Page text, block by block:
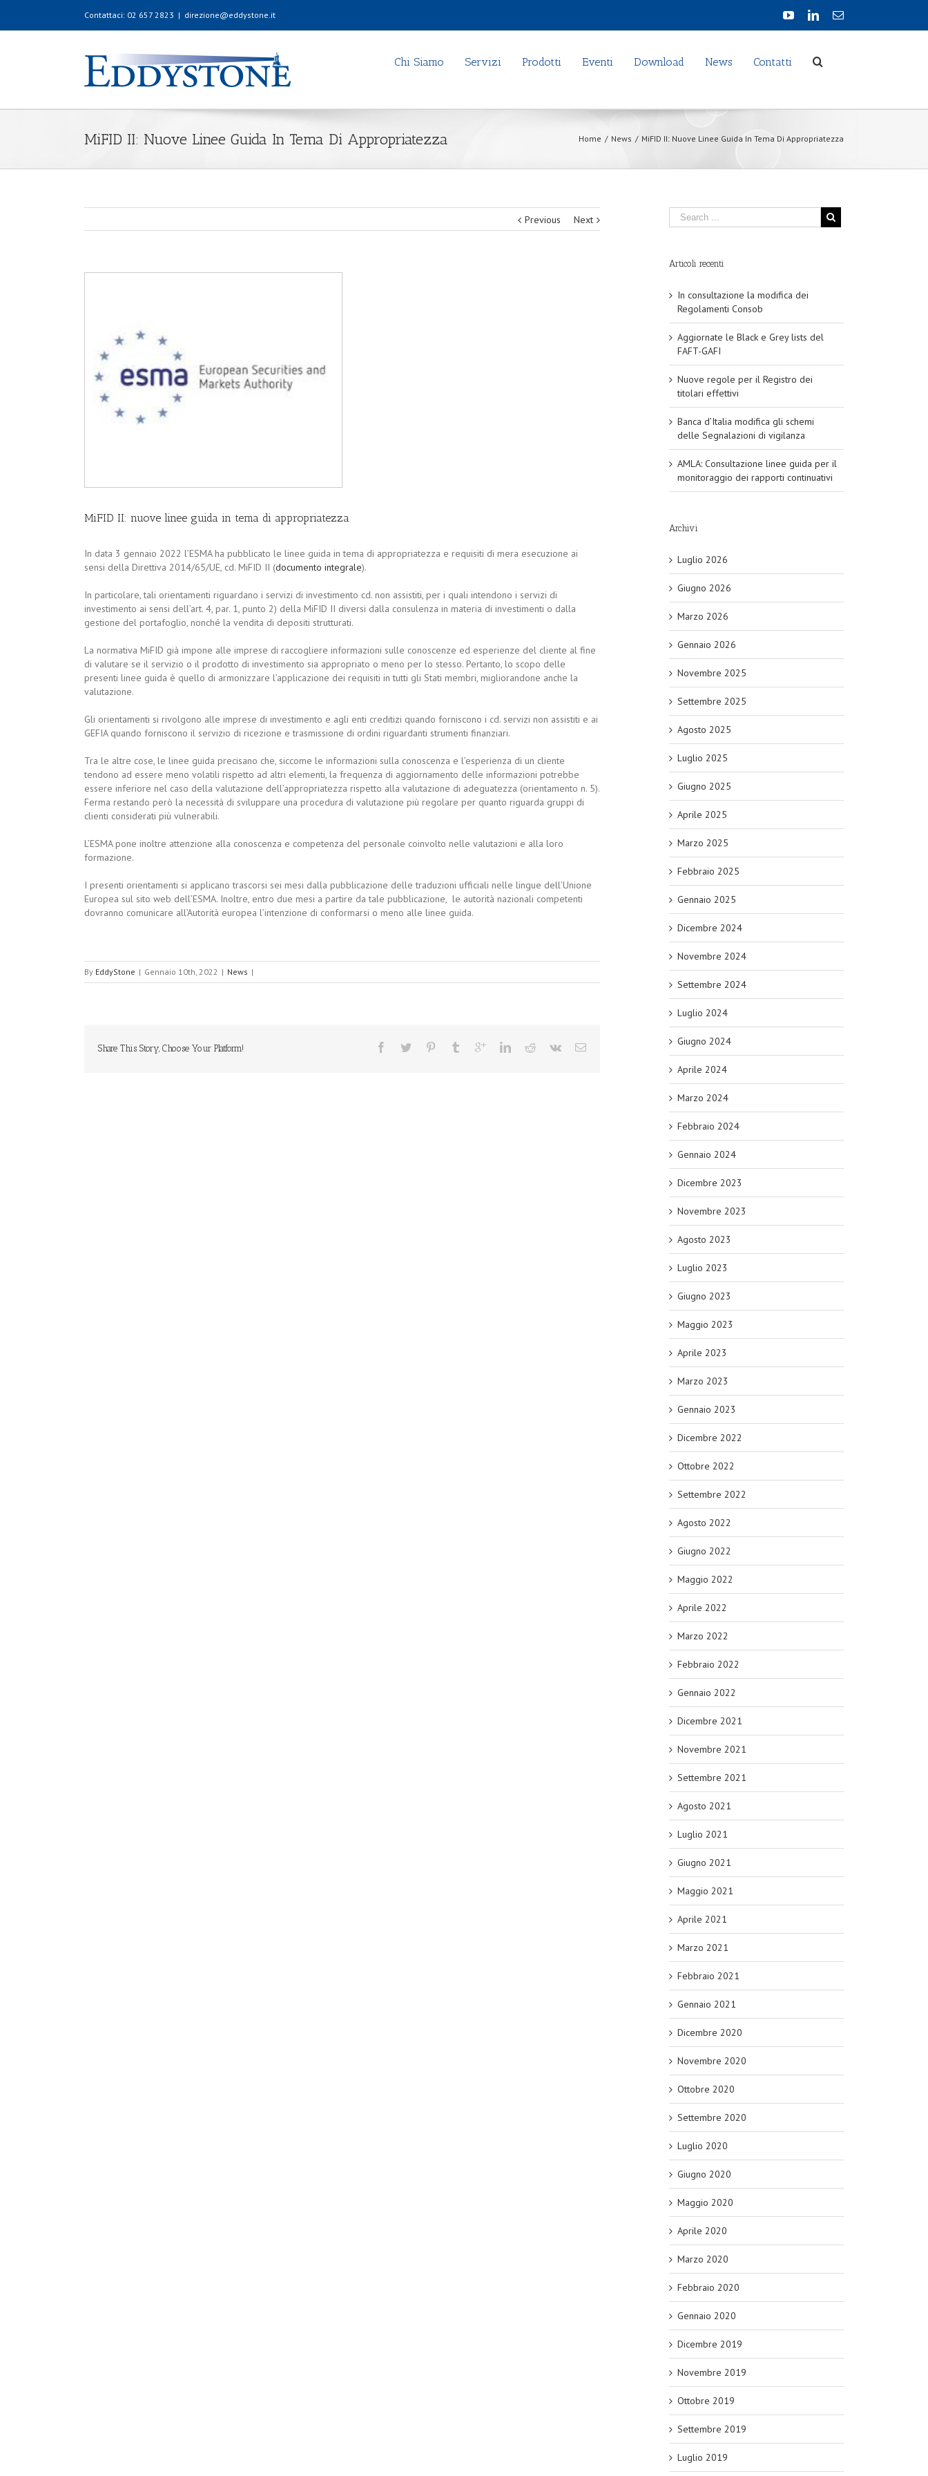
Contattaci: 02 657 2823 | direzione@eddystone.it
Chi Siamo Servizi Prodotti Eventi Download News Contatti
MiFID II: Nuove Linee Guida In Tema Di Appropriatezza Home / News / MiFID II: Nuove Linee Guida In Tema Di Appropriatezza
Previous Next
MiFID II: nuove linee guida in tema di appropriatezza
In data 3 gennaio 2022 l’ESMA ha pubblicato le linee guida in tema di appropriatezza e requisiti di mera esecuzione ai
sensi della Direttiva 2014/65/UE, cd. MiFID II (documento integrale).
In particolare, tali orientamenti riguardano i servizi di investimento cd. non assistiti, per i quali intendono i servizi di
investimento ai sensi dell’art. 4, par. 1, punto 2) della MiFID II diversi dalla consulenza in materia di investimenti o dalla
gestione del portafoglio, nonché la vendita di depositi strutturati.
La normativa MiFID già impone alle imprese di raccogliere informazioni sulle conoscenze ed esperienze del cliente al fine
di valutare se il servizio o il prodotto di investimento sia appropriato o meno per lo stesso. Pertanto, lo scopo delle
presenti linee guida è quello di armonizzare l’applicazione dei requisiti in tutti gli Stati membri, migliorandone anche la
valutazione.
Gli orientamenti si rivolgono alle imprese di investimento e agli enti creditizi quando forniscono i cd. servizi non assistiti e ai
GEFIA quando forniscono il servizio di ricezione e trasmissione di ordini riguardanti strumenti finanziari.
Tra le altre cose, le linee guida precisano che, siccome le informazioni sulla conoscenza e l’esperienza di un cliente
tendono ad essere meno volatili rispetto ad altri elementi, la frequenza di aggiornamento delle informazioni potrebbe
essere inferiore nel caso della valutazione dell’appropriatezza rispetto alla valutazione di adeguatezza (orientamento n. 5).
Ferma restando però la necessità di sviluppare una procedura di valutazione più regolare per quanto riguarda gruppi di
clienti considerati più vulnerabili.
L’ESMA pone inoltre attenzione alla conoscenza e competenza del personale coinvolto nelle valutazioni e alla loro
formazione.
I presenti orientamenti si applicano trascorsi sei mesi dalla pubblicazione delle traduzioni ufficiali nelle lingue dell’Unione
Europea sul sito web dell’ESMA. Inoltre, entro due mesi a partire da tale pubblicazione, le autorità nazionali competenti
dovranno comunicare all’Autorità europea l’intenzione di conformarsi o meno alle linee guida.
By EddyStone | Gennaio 10th, 2022 | News |
Share This Story, Choose Your Platform!
Articoli recenti
In consultazione la modifica dei
Regolamenti Consob
Aggiornate le Black e Grey lists del
FAFT-GAFI
Nuove regole per il Registro dei
titolari effettivi
Banca d’Italia modifica gli schemi
delle Segnalazioni di vigilanza
AMLA: Consultazione linee guida per il
monitoraggio dei rapporti continuativi
Archivi
Luglio 2026
Giugno 2026
Marzo 2026
Gennaio 2026
Novembre 2025
Settembre 2025
Agosto 2025
Luglio 2025
Giugno 2025
Aprile 2025
Marzo 2025
Febbraio 2025
Gennaio 2025
Dicembre 2024
Novembre 2024
Settembre 2024
Luglio 2024
Giugno 2024
Aprile 2024
Marzo 2024
Febbraio 2024
Gennaio 2024
Dicembre 2023
Novembre 2023
Agosto 2023
Luglio 2023
Giugno 2023
Maggio 2023
Aprile 2023
Marzo 2023
Gennaio 2023
Dicembre 2022
Ottobre 2022
Settembre 2022
Agosto 2022
Giugno 2022
Maggio 2022
Aprile 2022
Marzo 2022
Febbraio 2022
Gennaio 2022
Dicembre 2021
Novembre 2021
Settembre 2021
Agosto 2021
Luglio 2021
Giugno 2021
Maggio 2021
Aprile 2021
Marzo 2021
Febbraio 2021
Gennaio 2021
Dicembre 2020
Novembre 2020
Ottobre 2020
Settembre 2020
Luglio 2020
Giugno 2020
Maggio 2020
Aprile 2020
Marzo 2020
Febbraio 2020
Gennaio 2020
Dicembre 2019
Novembre 2019
Ottobre 2019
Settembre 2019
Luglio 2019